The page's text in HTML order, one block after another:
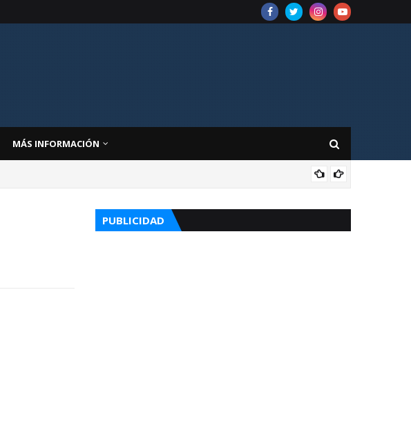
MÁS INFORMACIÓN
PUBLICIDAD